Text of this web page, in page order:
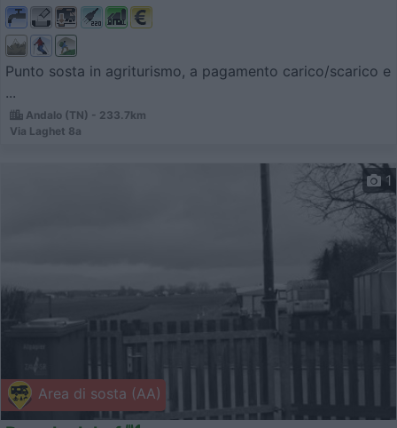
Punto sosta in agriturismo, a pagamento carico/scarico e
...
Andalo (TN) - 233.7km
Via Laghet 8a
Area di sosta (AA)
1